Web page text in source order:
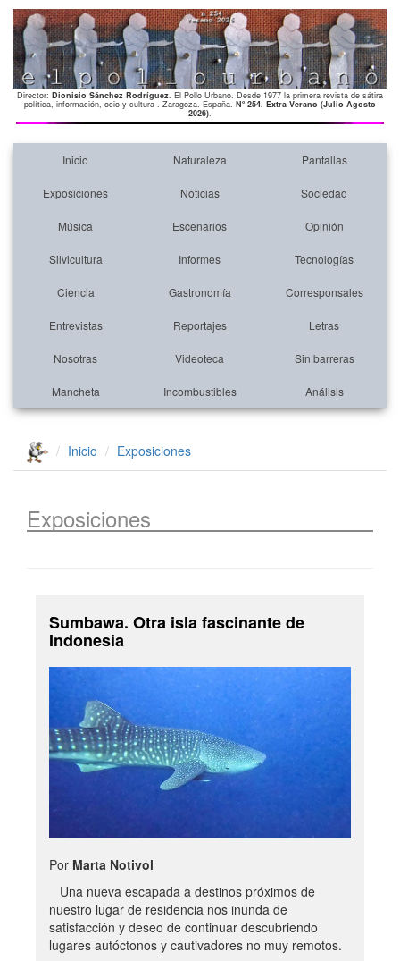
Director: Dionisio Sánchez Rodríguez. El Pollo Urbano. Desde 1977 la primera revista de sátira
política, información, ocio y cultura . Zaragoza. España. Nº 254. Extra Verano (Julio Agosto
2026).
Inicio Naturaleza Pantallas
Exposiciones Noticias Sociedad
Música Escenarios Opinión
Silvicultura Informes Tecnologías
Ciencia Gastronomía Corresponsales
Entrevistas Reportajes Letras
Nosotras Videoteca Sin barreras
Mancheta Incombustibles Análisis
Inicio Exposiciones
Exposiciones
Sumbawa. Otra isla fascinante de
Indonesia
Por Marta Notivol
Una nueva escapada a destinos próximos de
nuestro lugar de residencia nos inunda de
satisfacción y deseo de continuar descubriendo
lugares autóctonos y cautivadores no muy remotos.